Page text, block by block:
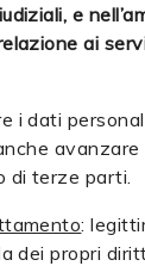
e
ai
i dati
di terze parti.
:
dei propri